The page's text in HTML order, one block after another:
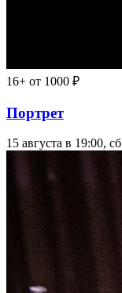
16+ от 1000 ₽
Портрет
15 августа в 19:00, сб